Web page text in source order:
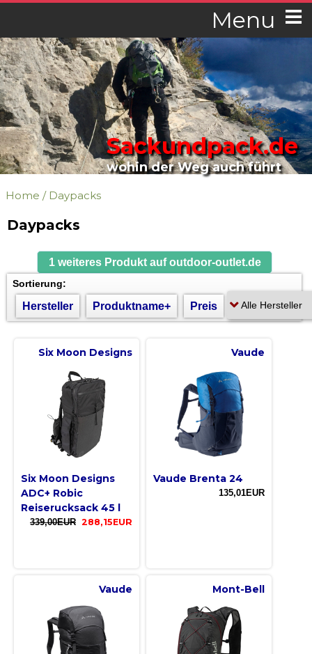
Menu
Sackundpack.de
wohin der Weg auch führt
Home / Daypacks
Daypacks
1 weiteres Produkt auf outdoor-outlet.de
Sortierung:
Hersteller Produktname+ Preis
Six Moon Designs
Six Moon Designs
ADC+ Robic
Reiserucksack 45 l
339,00EUR 288,15EUR
Vaude
Vaude Brenta 24
135,01EUR
Vaude Mont-Bell